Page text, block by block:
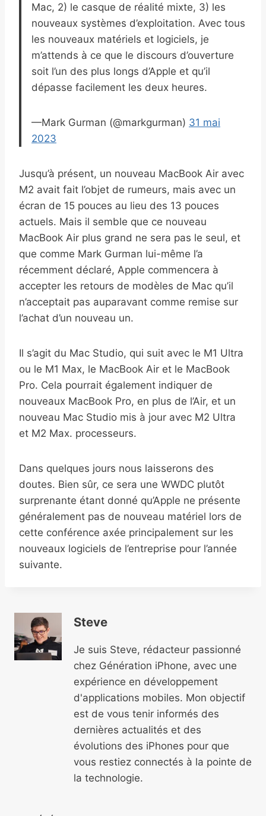
Mac, 2) le casque de réalité mixte, 3) les
nouveaux systèmes d’exploitation. Avec tous
les nouveaux matériels et logiciels, je
m’attends à ce que le discours d’ouverture
soit l’un des plus longs d’Apple et qu’il
dépasse facilement les deux heures.
—Mark Gurman (@markgurman) 31 mai
2023
Jusqu’à présent, un nouveau MacBook Air avec
M2 avait fait l’objet de rumeurs, mais avec un
écran de 15 pouces au lieu des 13 pouces
actuels. Mais il semble que ce nouveau
MacBook Air plus grand ne sera pas le seul, et
que comme Mark Gurman lui-même l’a
récemment déclaré, Apple commencera à
accepter les retours de modèles de Mac qu’il
n’acceptait pas auparavant comme remise sur
l’achat d’un nouveau un.
Il s’agit du Mac Studio, qui suit avec le M1 Ultra
ou le M1 Max, le MacBook Air et le MacBook
Pro. Cela pourrait également indiquer de
nouveaux MacBook Pro, en plus de l’Air, et un
nouveau Mac Studio mis à jour avec M2 Ultra
et M2 Max. processeurs.
Dans quelques jours nous laisserons des
doutes. Bien sûr, ce sera une WWDC plutôt
surprenante étant donné qu’Apple ne présente
généralement pas de nouveau matériel lors de
cette conférence axée principalement sur les
nouveaux logiciels de l’entreprise pour l’année
suivante.
Steve
Je suis Steve, rédacteur passionné
chez Génération iPhone, avec une
expérience en développement
d'applications mobiles. Mon objectif
est de vous tenir informés des
dernières actualités et des
évolutions des iPhones pour que
vous restiez connectés à la pointe de
la technologie.